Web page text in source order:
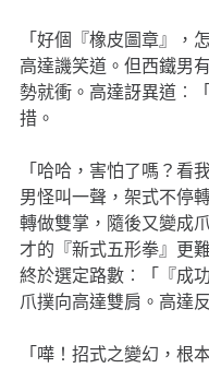
「好個『橡皮圖章』，
高達譏笑道。但西鐵男
勢就衝。高達訝異道︰
措。
「哈哈，害怕了嗎？看
男怪叫一聲，架式不停
轉做雙掌，隨後又變成
才的『新式五形拳』更
終於選定路數︰「『成
爪撲向高達雙肩。高達
「嘩！招式之變幻，根